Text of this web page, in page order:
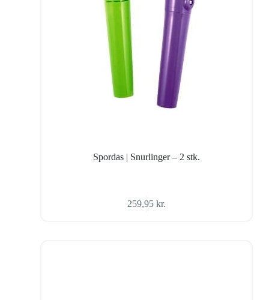
Spordas | Snurlinger – 2 stk.
259,95 kr.